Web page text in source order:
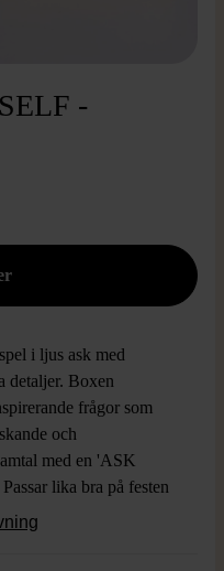
-
i ljus ask med
detaljer. Boxen
frågor som
och
med en 'ASK
lika bra på festen